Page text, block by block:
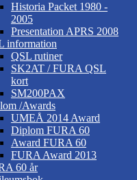
Historia Packet 1980 -
2005
Presentation APRS 2008
information
QSL rutiner
SK2AT / FURA QSL
kort
SM200PAX
/Awards
UMEÅ 2014 Award
Diplom FURA 60
Award FURA 60
FURA Award 2013
60 år